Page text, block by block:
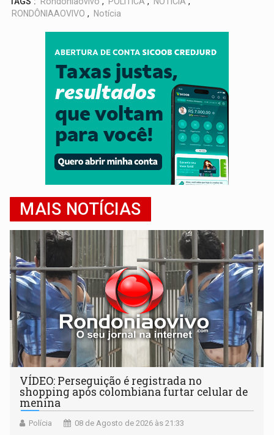
RONDÔNIAAOVIVO , Notícia
MAIS NOTÍCIAS
VÍDEO: Perseguição é registrada no
shopping após colombiana furtar celular de
menina
Polícia 08 de Agosto de 2026 às 21:33